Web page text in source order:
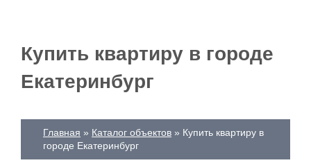
Купить квартиру в городе
Екатеринбург
Главная Каталог объектов
Купить квартиру в
городе Екатеринбург